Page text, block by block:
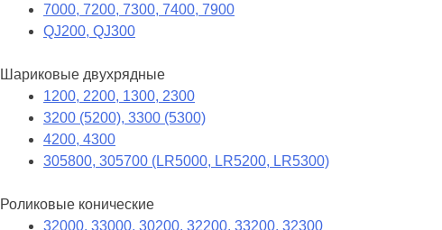
7000, 7200, 7300, 7400, 7900
QJ200, QJ300
Шариковые двухрядные
1200, 2200, 1300, 2300
3200 (5200), 3300 (5300)
4200, 4300
305800, 305700 (LR5000, LR5200, LR5300)
Роликовые конические
32000, 33000, 30200, 32200, 33200, 32300